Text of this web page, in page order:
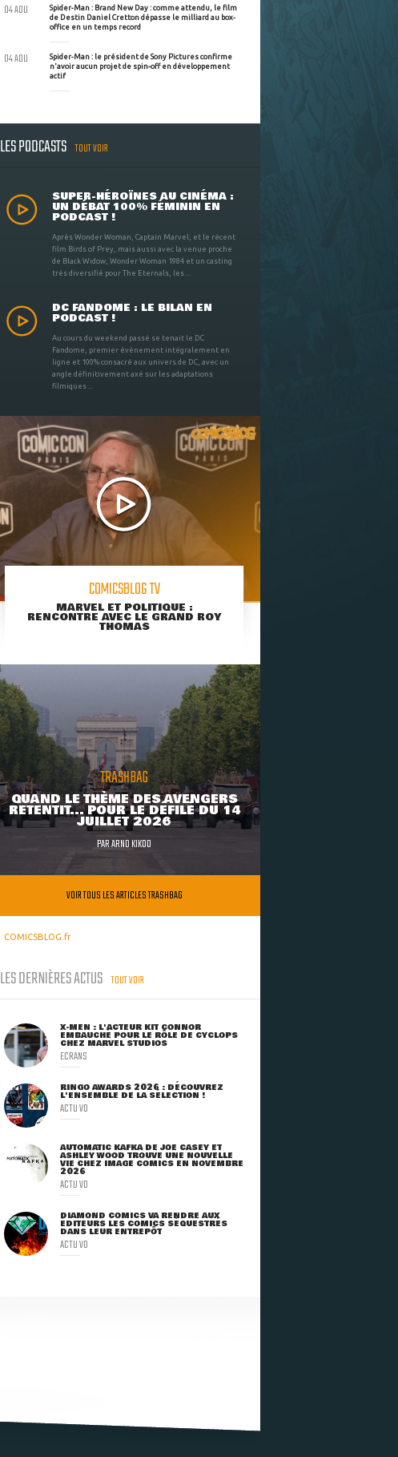
Spider-Man : Brand New Day : comme attendu, le film
de Destin Daniel Cretton dépasse le milliard au box-
office en un temps record
04 AOU
Spider-Man : le président de Sony Pictures confirme
n'avoir aucun projet de spin-off en développement
actif
04 AOU
LES PODCASTS TOUT VOIR
SUPER-HÉROÏNES AU CINÉMA :
UN DÉBAT 100% FÉMININ EN
PODCAST !
Après Wonder Woman, Captain Marvel, et le récent
film Birds of Prey, mais aussi avec la venue proche
de Black Widow, Wonder Woman 1984 et un casting
très diversifié pour The Eternals, les ...
DC FANDOME : LE BILAN EN
PODCAST !
Au cours du weekend passé se tenait le DC
Fandome, premier évènement intégralement en
ligne et 100% consacré aux univers de DC, avec un
angle définitivement axé sur les adaptations
filmiques ...
COMICSBLOG TV
MARVEL ET POLITIQUE :
RENCONTRE AVEC LE GRAND ROY
THOMAS
TRASHBAG
QUAND LE THÈME DES AVENGERS
RETENTIT... POUR LE DÉFILÉ DU 14
JUILLET 2026
PARARNO KIKOO
VOIR TOUS LES ARTICLES TRASHBAG
COMICSBLOG.fr
LES DERNIÈRES ACTUS TOUT VOIR
X-MEN : L'ACTEUR KIT CONNOR
EMBAUCHÉ POUR LE RÔLE DE CYCLOPS
CHEZ MARVEL STUDIOS
ECRANS
RINGO AWARDS 2026 : DÉCOUVREZ
L'ENSEMBLE DE LA SÉLECTION !
ACTU VO
AUTOMATIC KAFKA DE JOE CASEY ET
ASHLEY WOOD TROUVE UNE NOUVELLE
VIE CHEZ IMAGE COMICS EN NOVEMBRE
2026
ACTU VO
DIAMOND COMICS VA RENDRE AUX
ÉDITEURS LES COMICS SÉQUESTRÉS
DANS LEUR ENTREPÔT
ACTU VO